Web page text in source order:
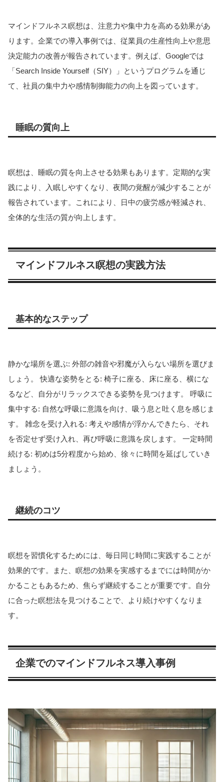
マインドフルネス瞑想は、注意力や集中力を高める効果があ
ります。企業での導入事例では、従業員の生産性向上や意思
決定能力の改善が報告されています。例えば、Googleでは
「Search Inside Yourself（SIY）」というプログラムを通じ
て、社員の集中力や感情制御能力の向上を図っています。
睡眠の質向上
瞑想は、睡眠の質を向上させる効果もあります。定期的な実
践により、入眠しやすくなり、夜間の覚醒が減少することが
報告されています。これにより、日中の疲労感が軽減され、
全体的な生活の質が向上します。
マインドフルネス瞑想の実践方法
基本的なステップ
静かな場所を選ぶ: 外部の雑音や邪魔が入らない場所を選びま
しょう。 快適な姿勢をとる: 椅子に座る、床に座る、横にな
るなど、自分がリラックスできる姿勢を見つけます。 呼吸に
集中する: 自然な呼吸に意識を向け、吸う息と吐く息を感じま
す。 雑念を受け入れる: 考えや感情が浮かんできたら、それ
を否定せず受け入れ、再び呼吸に意識を戻します。 一定時間
続ける: 初めは5分程度から始め、徐々に時間を延ばしていき
ましょう。
継続のコツ
瞑想を習慣化するためには、毎日同じ時間に実践することが
効果的です。また、瞑想の効果を実感するまでには時間がか
かることもあるため、焦らず継続することが重要です。自分
に合った瞑想法を見つけることで、より続けやすくなりま
す。
企業でのマインドフルネス導入事例